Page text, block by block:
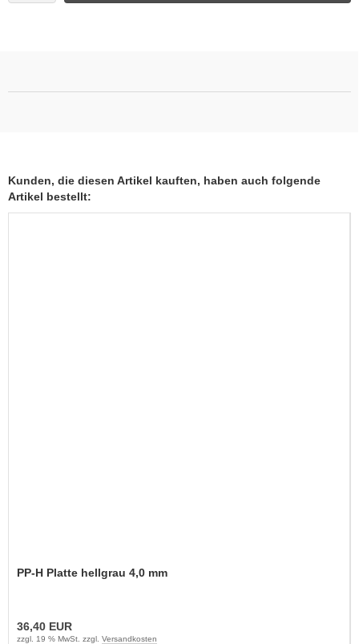
Kunden, die diesen Artikel kauften, haben auch folgende
Artikel bestellt:
PP-H Platte hellgrau 4,0 mm
36,40 EUR
zzgl. 19 % MwSt. zzgl. Versandkosten